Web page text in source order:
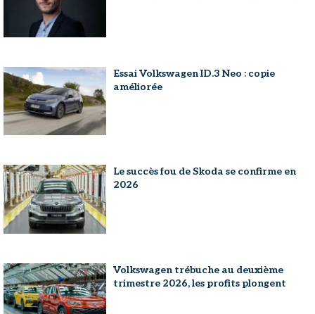
Essai Volkswagen ID.3 Neo : copie
améliorée
Le succès fou de Skoda se confirme en
2026
Volkswagen trébuche au deuxième
trimestre 2026, les profits plongent